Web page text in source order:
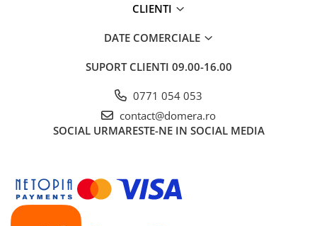
CLIENTI
DATE COMERCIALE
SUPORT CLIENTI 09.00-16.00
0771 054 053
contact@domera.ro
SOCIAL URMARESTE-NE IN SOCIAL MEDIA